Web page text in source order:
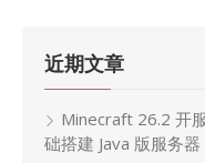
近期文章
Minecraft 26.2 开
础搭建 Java 版服务器